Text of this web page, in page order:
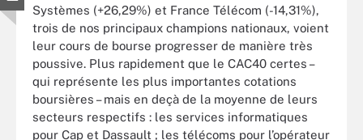
Systèmes (+26,29%) et France Télécom (-14,31%),
trois de nos principaux champions nationaux, voient
leur cours de bourse progresser de manière très
poussive. Plus rapidement que le CAC40 certes –
qui représente les plus importantes cotations
boursières – mais en deçà de la moyenne de leurs
secteurs respectifs : les services informatiques
pour Cap et Dassault ; les télécoms pour l’opérateur